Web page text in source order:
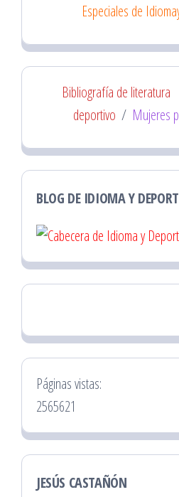
Especiales de
Bibliografía de literatura
deportivo / Mujeres
BLOG DE IDIOMA Y
Páginas vistas:
2565621
JESÚS CASTAÑÓN